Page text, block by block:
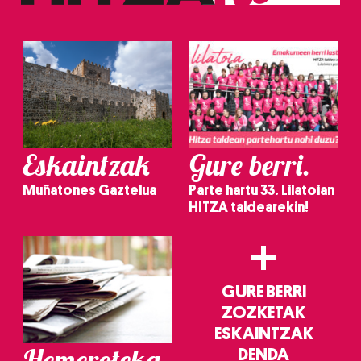
Eskaintzak
Muñatones Gaztelua
Gure berri.
Parte hartu 33. Lilatoian
HITZA taldearekin!
+
GURE BERRI
ZOZKETAK
ESKAINTZAK
DENDA